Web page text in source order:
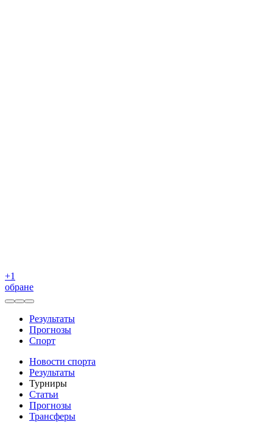
+1
обране
Результаты
Прогнозы
Спорт
Новости спорта
Результаты
Турниры
Статьи
Прогнозы
Трансферы